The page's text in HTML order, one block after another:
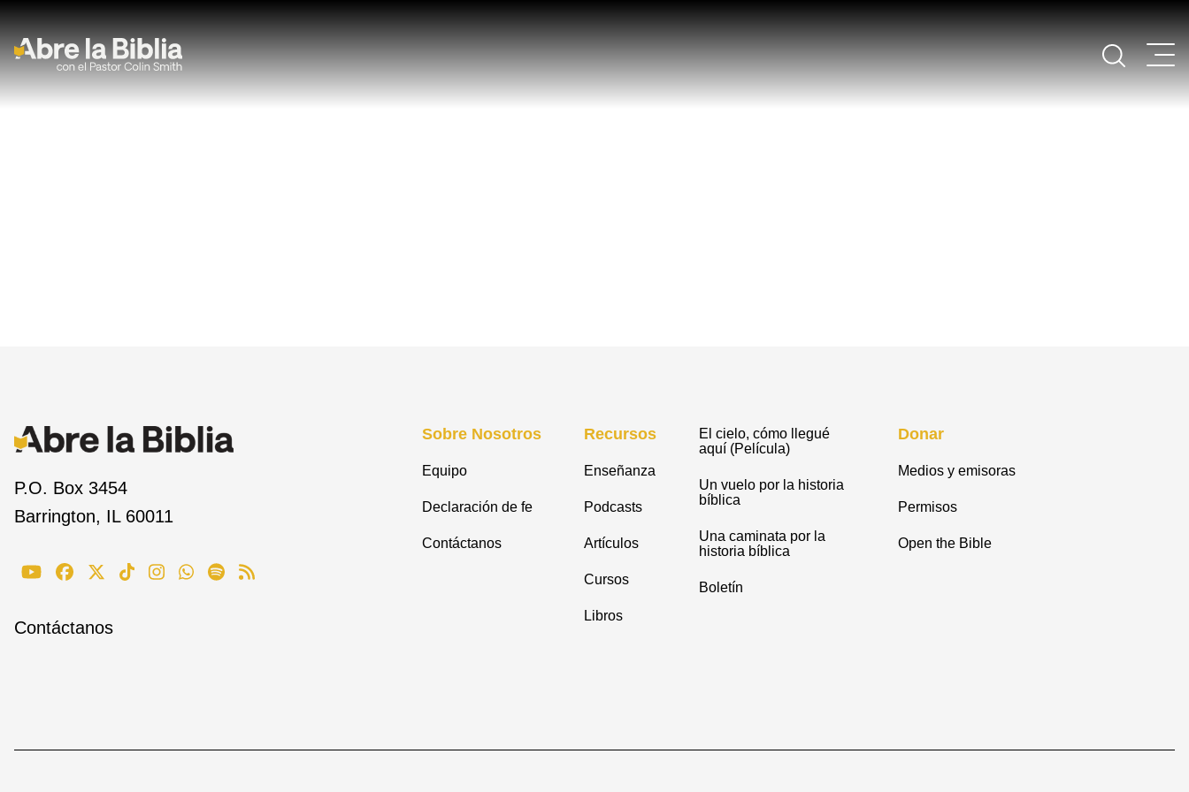
Navegación Principal
P.O. Box 3454
Barrington, IL 60011
Contáctanos
Sobre Nosotros
Equipo
Declaración de fe
Contáctanos
Recursos
Enseñanza
Podcasts
Artículos
Cursos
Libros
El cielo, cómo llegué
aquí (Película)
Un vuelo por la historia
bíblica
Una caminata por la
historia bíblica
Boletín
Donar
Medios y emisoras
Permisos
Open the Bible